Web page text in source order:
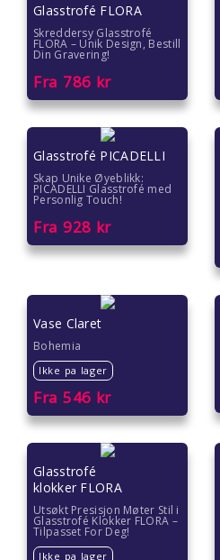
Glasstrofé FLORA
Skreddersy Glasstrofé
FLORA – Unik Design, Bestill
Din Gravering!
Fra 786 kr
Glasstrofé PICADELLI
Skap Unike Øyeblikk:
PICADELLI Glasstrofé med
Personlig Touch!
Fra 928 kr
Vase Claret
Bohemia
Ikke pa lager
Fra 546 kr
Glasstrofé
klokker FLORA
Utsøkt Presisjon Møter Stil i
Glasstrofé Klokker FLORA –
Tilpasset For Deg!
Ikke pa lager